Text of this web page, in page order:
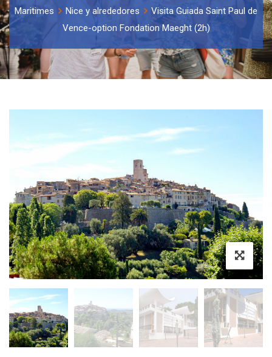
Maritimes
Nice y alrededores
Visita Guiada Saint Paul de
Vence-option Fondation Maeght (2h)